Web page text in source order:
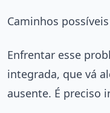
Caminhos possíveis
Enfrentar esse
integrada, que vá
ausente. É preciso